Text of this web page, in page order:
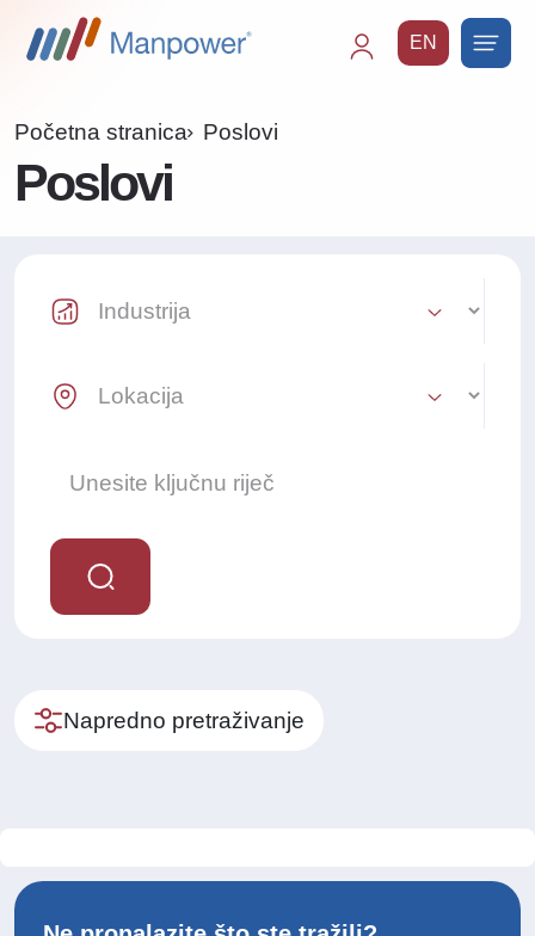
EN
Početna stranica Poslovi
Poslovi
Industry Select
Location Select
Napredno pretraživanje